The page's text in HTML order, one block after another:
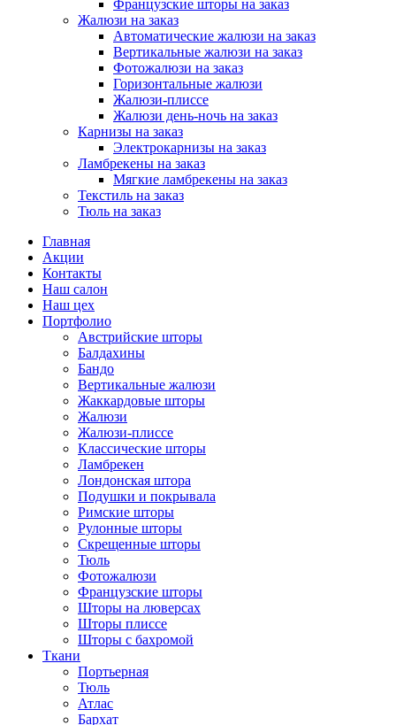
Французские шторы на заказ
Жалюзи на заказ
Автоматические жалюзи на заказ
Вертикальные жалюзи на заказ
Фотожалюзи на заказ
Горизонтальные жалюзи
Жалюзи-плиссе
Жалюзи день-ночь на заказ
Карнизы на заказ
Электрокарнизы на заказ
Ламбрекены на заказ
Мягкие ламбрекены на заказ
Текстиль на заказ
Тюль на заказ
Главная
Акции
Контакты
Наш салон
Наш цех
Портфолио
Австрийские шторы
Балдахины
Бандо
Вертикальные жалюзи
Жаккардовые шторы
Жалюзи
Жалюзи-плиссе
Классические шторы
Ламбрекен
Лондонская штора
Подушки и покрывала
Римские шторы
Рулонные шторы
Скрещенные шторы
Тюль
Фотожалюзи
Французские шторы
Шторы на люверсах
Шторы плиссе
Шторы с бахромой
Ткани
Портьерная
Тюль
Атлас
Бархат